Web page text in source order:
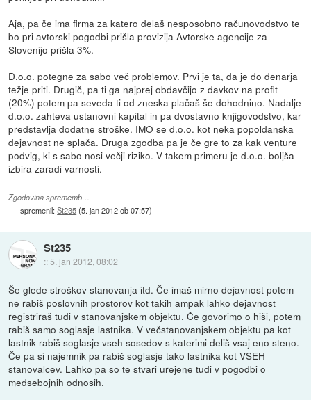
Aja, pa če ima firma za katero delaš nesposobno računovodstvo te
bo pri avtorski pogodbi prišla provizija Avtorske agencije za
Slovenijo prišla 3%.
D.o.o. potegne za sabo več problemov. Prvi je ta, da je do denarja
težje priti. Drugič, pa ti ga najprej obdavčijo z davkov na profit
(20%) potem pa seveda ti od zneska plačaš še dohodnino. Nadalje
d.o.o. zahteva ustanovni kapital in pa dvostavno knjigovodstvo, kar
predstavlja dodatne stroške. IMO se d.o.o. kot neka popoldanska
dejavnost ne splača. Druga zgodba pa je če gre to za kak venture
podvig, ki s sabo nosi večji riziko. V takem primeru je d.o.o. boljša
izbira zaradi varnosti.
Zgodovina sprememb…
spremenil:St235(5. jan 2012 ob 07:57)
St235
:: 5. jan 2012, 08:02
Še glede stroškov stanovanja itd. Če imaš mirno dejavnost potem
ne rabiš poslovnih prostorov kot takih ampak lahko dejavnost
registriraš tudi v stanovanjskem objektu. Če govorimo o hiši, potem
rabiš samo soglasje lastnika. V večstanovanjskem objektu pa kot
lastnik rabiš soglasje vseh sosedov s katerimi deliš vsaj eno steno.
Če pa si najemnik pa rabiš soglasje tako lastnika kot VSEH
stanovalcev. Lahko pa so te stvari urejene tudi v pogodbi o
medsebojnih odnosih.